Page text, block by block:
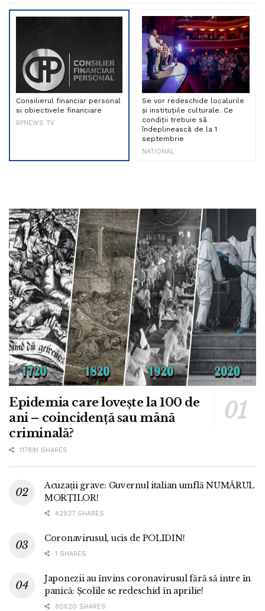
Consilierul financiar personal
si obiectivele financiare
BPNEWS TV
Se vor redeschide localurile
și instituțiile culturale. Ce
condiții trebuie să
îndeplinească de la 1
septembrie
NATIONAL
Epidemia care lovește la 100 de
ani – coincidență sau mână
criminală?
117891 SHARES
Acuzații grave: Guvernul italian umflă NUMĂRUL
MORȚILOR!
42937 SHARES
Coronavirusul, ucis de POLIDIN!
1 SHARES
Japonezii au învins coronavirusul fără să intre în
panică: Școlile se redeschid în aprilie!
80620 SHARES